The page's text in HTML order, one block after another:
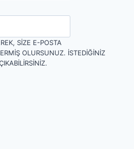
SIZE E-POSTA
OLURSUNUZ. İSTEDIĞINIZ